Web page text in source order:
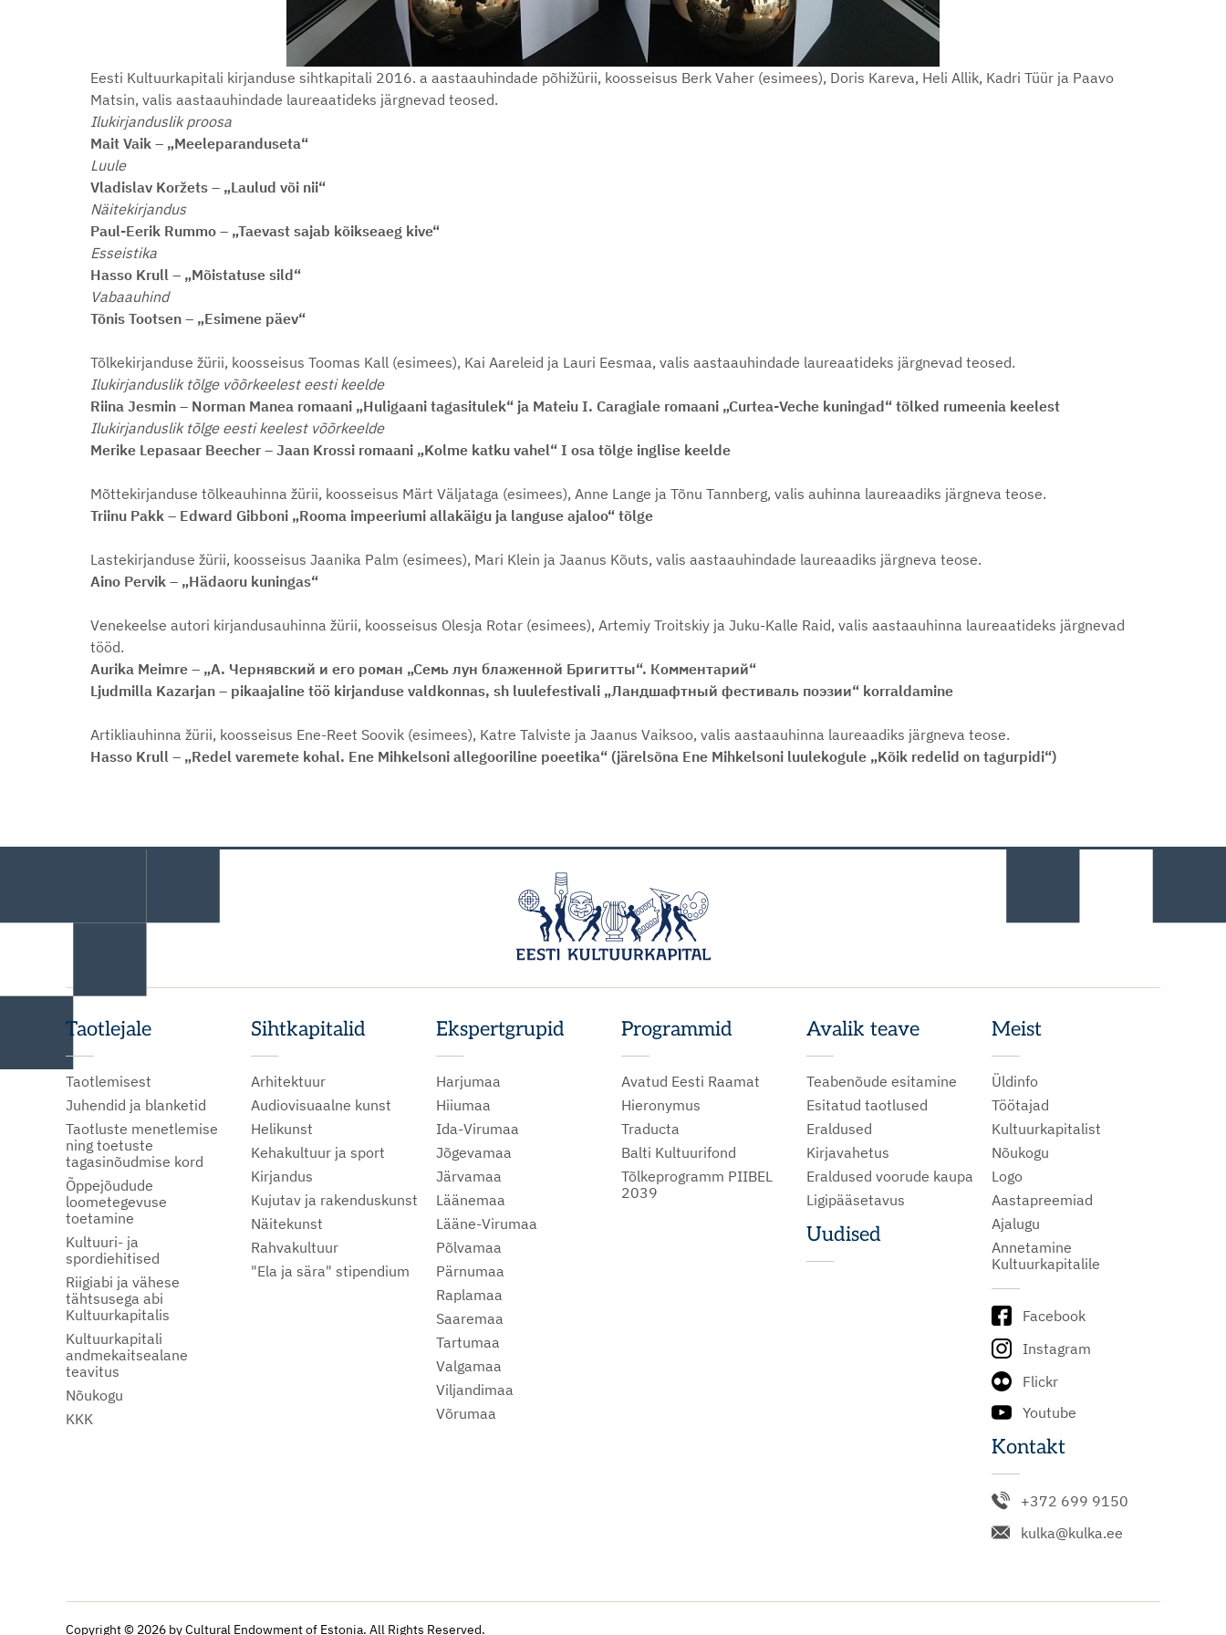
Eesti Kultuurkapitali kirjanduse sihtkapitali 2016. a aastaauhindade põhižürii, koosseisus Berk Vaher (esimees), Doris Kareva, Heli Allik, Kadri Tüür ja Paavo
Matsin, valis aastaauhindade laureaatideks järgnevad teosed.
Ilukirjanduslik proosa
Mait Vaik – „Meeleparanduseta“
Luule
Vladislav Koržets – „Laulud või nii“
Näitekirjandus
Paul-Eerik Rummo – „Taevast sajab kõikseaeg kive“
Esseistika
Hasso Krull – „Mõistatuse sild“
Vabaauhind
Tõnis Tootsen – „Esimene päev“
Tõlkekirjanduse žürii, koosseisus Toomas Kall (esimees), Kai Aareleid ja Lauri Eesmaa, valis aastaauhindade laureaatideks järgnevad teosed.
Ilukirjanduslik tõlge võõrkeelest eesti keelde
Riina Jesmin – Norman Manea romaani „Huligaani tagasitulek“ ja Mateiu I. Caragiale romaani „Curtea-Veche kuningad“ tõlked rumeenia keelest
Ilukirjanduslik tõlge eesti keelest võõrkeelde
Merike Lepasaar Beecher – Jaan Krossi romaani „Kolme katku vahel“ I osa tõlge inglise keelde
Mõttekirjanduse tõlkeauhinna žürii, koosseisus Märt Väljataga (esimees), Anne Lange ja Tõnu Tannberg, valis auhinna laureaadiks järgneva teose.
Triinu Pakk – Edward Gibboni „Rooma impeeriumi allakäigu ja languse ajaloo“ tõlge
Lastekirjanduse žürii, koosseisus Jaanika Palm (esimees), Mari Klein ja Jaanus Kõuts, valis aastaauhindade laureaadiks järgneva teose.
Aino Pervik – „Hädaoru kuningas“
Venekeelse autori kirjandusauhinna žürii, koosseisus Olesja Rotar (esimees), Artemiy Troitskiy ja Juku-Kalle Raid, valis aastaauhinna laureaatideks järgnevad
tööd.
Aurika Meimre – „А. Чернявский и его роман „Семь лун блаженной Бригитты“. Комментарий“
Ljudmilla Kazarjan – pikaajaline töö kirjanduse valdkonnas, sh luulefestivali „Ландшафтный фестиваль поэзии“ korraldamine
Artikliauhinna žürii, koosseisus Ene-Reet Soovik (esimees), Katre Talviste ja Jaanus Vaiksoo, valis aastaauhinna laureaadiks järgneva teose.
Hasso Krull – „Redel varemete kohal. Ene Mihkelsoni allegooriline poeetika“ (järelsõna Ene Mihkelsoni luulekogule „Kõik redelid on tagurpidi“)
Taotlejale
Taotlemisest
Juhendid ja blanketid
Taotluste menetlemise
ning toetuste
tagasinõudmise kord
Õppejõudude
loometegevuse
toetamine
Kultuuri- ja
spordiehitised
Riigiabi ja vähese
tähtsusega abi
Kultuurkapitalis
Kultuurkapitali
andmekaitsealane
teavitus
Nõukogu
KKK
Sihtkapitalid
Arhitektuur
Audiovisuaalne kunst
Helikunst
Kehakultuur ja sport
Kirjandus
Kujutav ja rakenduskunst
Näitekunst
Rahvakultuur
"Ela ja sära" stipendium
Ekspertgrupid
Harjumaa
Hiiumaa
Ida-Virumaa
Jõgevamaa
Järvamaa
Läänemaa
Lääne-Virumaa
Põlvamaa
Pärnumaa
Raplamaa
Saaremaa
Tartumaa
Valgamaa
Viljandimaa
Võrumaa
Programmid
Avatud Eesti Raamat
Hieronymus
Traducta
Balti Kultuurifond
Tõlkeprogramm PIIBEL
2039
Avalik teave
Teabenõude esitamine
Esitatud taotlused
Eraldused
Kirjavahetus
Eraldused voorude kaupa
Ligipääsetavus
Uudised
Meist
Üldinfo
Töötajad
Kultuurkapitalist
Nõukogu
Logo
Aastapreemiad
Ajalugu
Annetamine
Kultuurkapitalile
Facebook
Instagram
Flickr
Youtube
Kontakt
+372 699 9150
kulka@kulka.ee
Copyright © 2026 by Cultural Endowment of Estonia. All Rights Reserved.